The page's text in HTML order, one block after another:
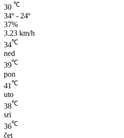
30 ℃
34º - 24º
37%
3.23 km/h
34℃
ned
39℃
pon
41 ℃
uto
38℃
sri
36℃
čet